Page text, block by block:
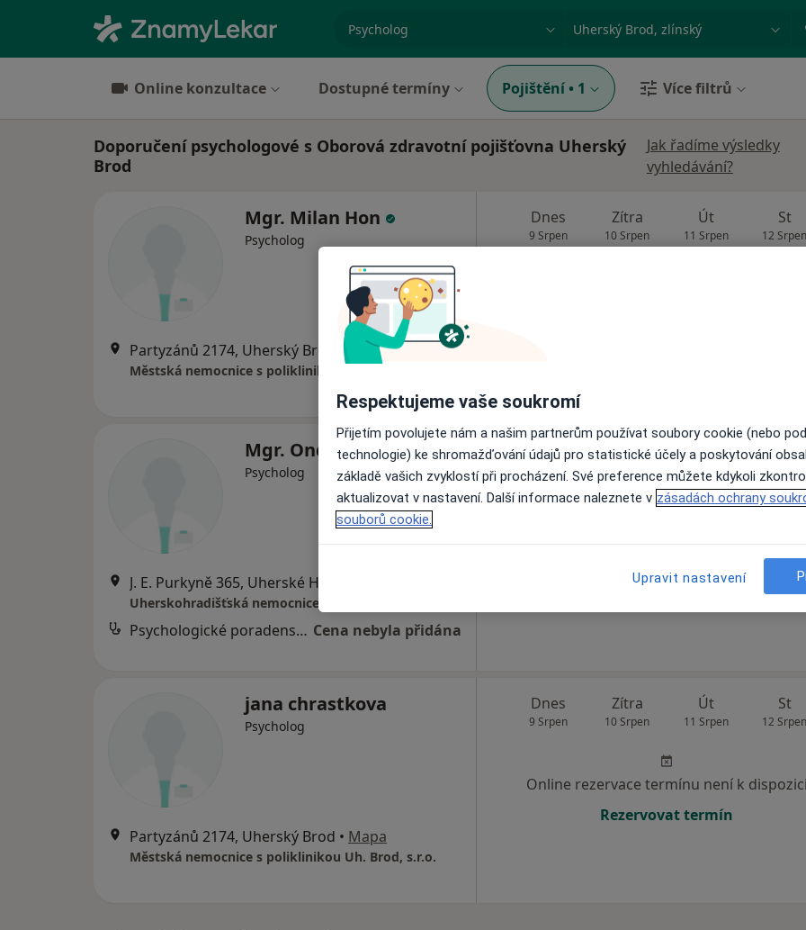
Město nebo region
Online konzultace Dostupné termíny Pojištění • 1 Více filtrů
Doporučení psychologové s Oborová zdravotní pojišťovna Uherský
Brod
Jak řadíme výsledky
vyhledávání?
Mgr. Milan Hon
Psycholog
Partyzánů 2174, Uherský Brod • Mapa
Městská nemocnice s poliklinikou Uh. Brod, s.r.o.
Dnes
9 Srpen
Zítra
10 Srpen
Út
11 Srpen
St
12 Srpen
Mgr. Ondřej Vávra
Psycholog
J. E. Purkyně 365, Uherské Hradiště
Psychologické poradenství Cena nebyla přidána
Dnes
9 Srpen
Zítra
10 Srpen
Út
11 Srpen
St
12
jana chrastkova
Psycholog
Partyzánů 2174, Uherský Brod • Mapa
Městská nemocnice s poliklinikou Uh. Brod, s.r.o.
Dnes
9 Srpen
Zítra
10 Srpen
Út
11 Srpen
St
12 Srpen
Online rezervace termínu není k dispozici
Rezervovat termín
Respektujeme vaše soukromí
Přijetím povolujete nám a našim partnerům používat soubory cookie (nebo
technologie) ke shromažďování údajů pro statistické účely a poskytování
základě vašich zvyklostí při procházení. Své preference můžete kdykoli
aktualizovat v nastavení. Další informace naleznete v zásadách ochrany
souborů cookie.
Upravit nastavení